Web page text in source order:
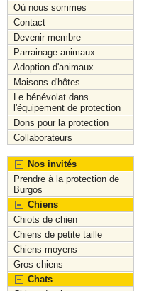
Où nous sommes
Contact
Devenir membre
Parrainage animaux
Adoption d'animaux
Maisons d'hôtes
Le bénévolat dans
l'équipement de protection
Dons pour la protection
Collaborateurs
Nos invités
Prendre à la protection de
Burgos
Chiens
Chiots de chien
Chiens de petite taille
Chiens moyens
Gros chiens
Chats